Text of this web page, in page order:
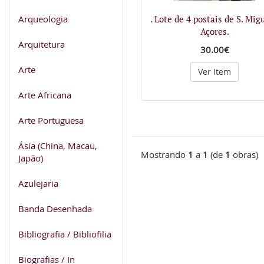
Arqueologia
Arquitetura
Arte
Arte Africana
Arte Portuguesa
Ásia (China, Macau,
Japão)
Azulejaria
Banda Desenhada
Bibliografia / Bibliofilia
Biografias / In
. Lote de 4 postais de S.
Açores.
30.00€
Ver Item
Mostrando 1 a 1 (de 1 obras)